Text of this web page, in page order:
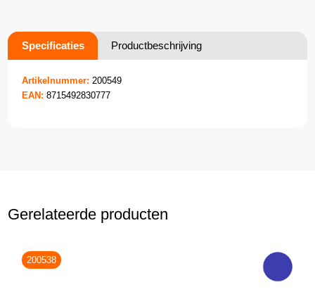
Specificaties Productbeschrijving
Artikelnummer: 200549
EAN: 8715492830777
Gerelateerde producten
200538